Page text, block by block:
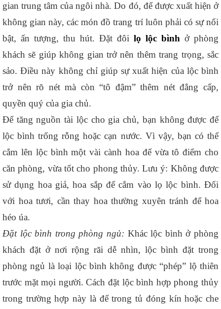
gian trung tâm của ngôi nhà. Do đó, để được xuất hiện ở
không gian này, các món đồ trang trí luôn phải có sự nổi
bật, ấn tượng, thu hút. Đặt đôi lọ lộc bình ở phòng
khách sẽ giúp không gian trở nên thêm trang trọng, sắc
sảo. Điều này không chỉ giúp sự xuất hiện của lộc bình
trở nên rõ nét mà còn “tô đậm” thêm nét đẳng cấp,
quyền quý của gia chủ.
Để tăng nguồn tài lộc cho gia chủ, bạn không được để
lộc bình trống rỗng hoặc cạn nước. Vì vậy, bạn có thể
cắm lên lộc bình một vài cành hoa để vừa tô điểm cho
căn phòng, vừa tốt cho phong thủy. Lưu ý: Không được
sử dụng hoa giả, hoa sắp để cắm vào lọ lộc bình. Đối
với hoa tươi, cần thay hoa thường xuyên tránh để hoa
héo úa.
Đặt lộc bình trong phòng ngủ: Khác lộc bình ở phòng
khách đặt ở nơi rộng rãi dễ nhìn, lộc bình đặt trong
phòng ngủ là loại lộc bình không được “phép” lộ thiên
trước mặt mọi người. Cách đặt lộc bình hợp phong thủy
trong trường hợp này là để trong tủ đóng kín hoặc che